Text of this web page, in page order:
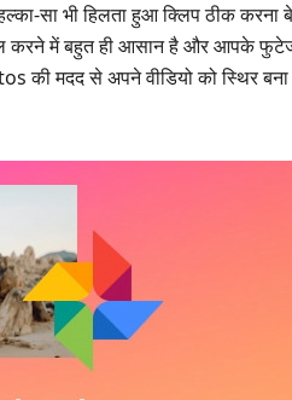
भी हिलता हुआ क्लिप ठीक करना
करने में बहुत ही आसान है और आपके
मदद से अपने वीडियो को स्थिर